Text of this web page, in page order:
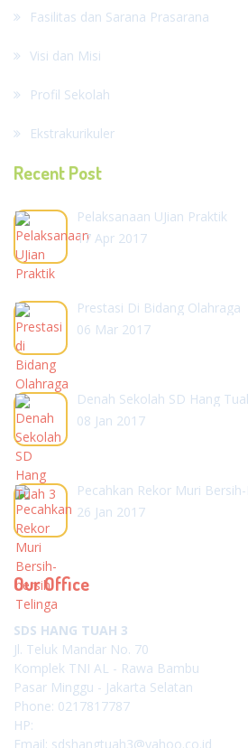
Fasilitas dan Sarana Prasarana
Visi dan Misi
Profil Sekolah
Ekstrakurikuler
Recent Post
Pelaksanaan UJian Praktik
17 Apr 2017
Prestasi Di Bidang Olahraga
06 Mar 2017
Denah Sekolah SD Hang
08 Jan 2017
Pecahkan Rekor Muri
26 Jan 2017
Our Office
SDS HANG TUAH 3
Jl. Teluk Mandar No. 70
Komplek TNI AL - Rawa Bambu
Pasar Minggu - Jakarta Selatan
Phone: 0217817787
HP:
Email: sdshangtuah3@yahoo.co.id